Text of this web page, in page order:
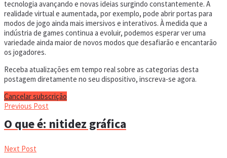
tecnologia avançando e novas ideias surgindo constantemente. A
realidade virtual e aumentada, por exemplo, pode abrir portas para
modos de jogo ainda mais imersivos e interativos. À medida que a
indústria de games continua a evoluir, podemos esperar ver uma
variedade ainda maior de novos modos que desafiarão e encantarão
os jogadores.
Receba atualizações em tempo real sobre as categorias desta
postagem diretamente no seu dispositivo, inscreva-se agora.
Cancelar subscrição
Previous Post
O que é: nitidez gráfica
Next Post